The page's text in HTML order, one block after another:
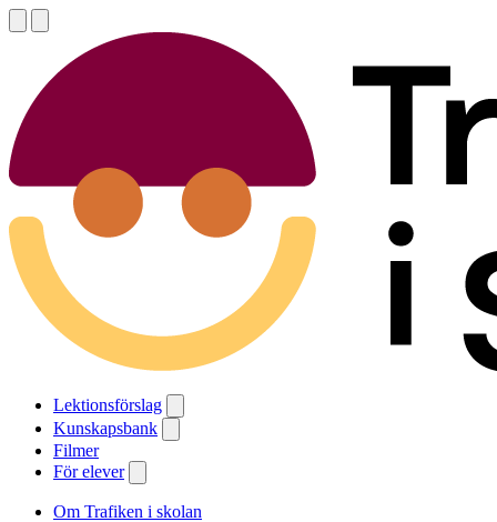
Lektionsförslag
Kunskapsbank
Filmer
För elever
Om Trafiken i skolan